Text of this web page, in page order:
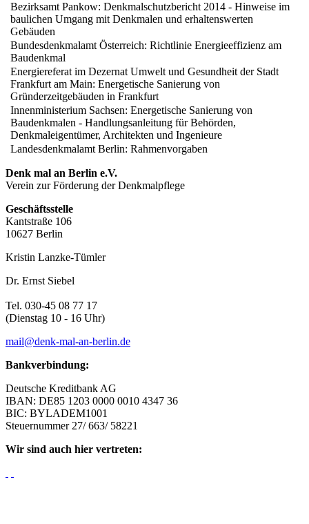
Bezirksamt Pankow: Denkmalschutzbericht 2014 - Hinweise im
baulichen Umgang mit Denkmalen und erhaltenswerten
Gebäuden
Bundesdenkmalamt Österreich: Richtlinie Energieeffizienz am
Baudenkmal
Energiereferat im Dezernat Umwelt und Gesundheit der Stadt
Frankfurt am Main: Energetische Sanierung von
Gründerzeitgebäuden in Frankfurt
Innenministerium Sachsen: Energetische Sanierung von
Baudenkmalen - Handlungsanleitung für Behörden,
Denkmaleigentümer, Architekten und Ingenieure
Landesdenkmalamt Berlin: Rahmenvorgaben
Denk mal an Berlin e.V.
Verein zur Förderung der Denkmalpflege
Geschäftsstelle
Kantstraße 106
10627 Berlin
Kristin Lanzke-Tümler
Dr. Ernst Siebel
Tel. 030-45 08 77 17
(Dienstag 10 - 16 Uhr)
mail@denk-mal-an-berlin.de
Bankverbindung:
Deutsche Kreditbank AG
IBAN: DE85 1203 0000 0010 4347 36
BIC: BYLADEM1001
Steuernummer 27/ 663/ 58221
Wir sind auch hier vertreten: